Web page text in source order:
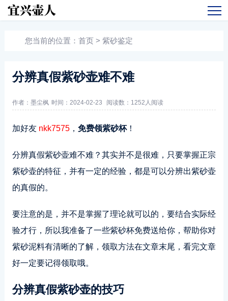
您当前的位置： 首页 > 紫砂鉴定
分辨真假紫砂壶难不难
作者：墨尘枫 时间：2024-02-23 阅读数： 1252人阅读
加好友 nkk7575， 免费领紫砂杯！
分辨真假紫砂壶难不难？其实并不是很难，只要掌握正宗
紫砂壶的特征，并有一定的经验，都是可以分辨出紫砂壶
的真假的。
要注意的是，并不是掌握了理论就可以的，要结合实际经
验才行，所以我准备了一些紫砂杯免费送给你，帮助你对
紫砂泥料有清晰的了解，领取方法在文章末尾，看完文章
好一定要记得领取哦。
分辨真假紫砂壶的技巧